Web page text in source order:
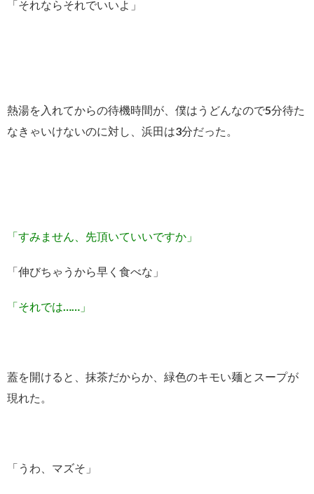
「それならそれでいいよ」
熱湯を入れてからの待機時間が、僕はうどんなので5分待た
なきゃいけないのに対し、浜田は3分だった。
「すみません、先頂いていいですか」
「伸びちゃうから早く食べな」
「それでは……」
蓋を開けると、抹茶だからか、 緑色のキモい麺とスープが
現れた。
「うわ、マズそ」